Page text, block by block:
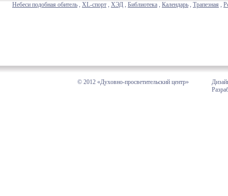
Небеси подобная обитель , XL-спорт , ХЭД , Библиотека , Календарь , Трапезная ,
© 2012 «Духовно-просветительский центр»